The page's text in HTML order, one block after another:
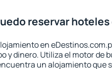
reservar hoteles
en
y dinero. Utiliza el motor de
un alojamiento que